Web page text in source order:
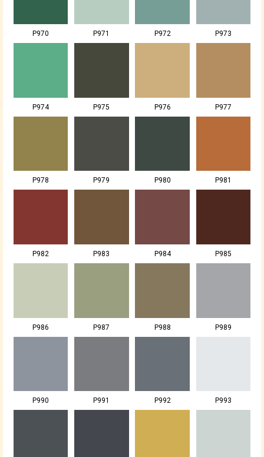
P970 P971 P972 P973
P974 P975 P976 P977
P978 P979 P980 P981
P982 P983 P984 P985
P986 P987 P988 P989
P990 P991 P992 P993